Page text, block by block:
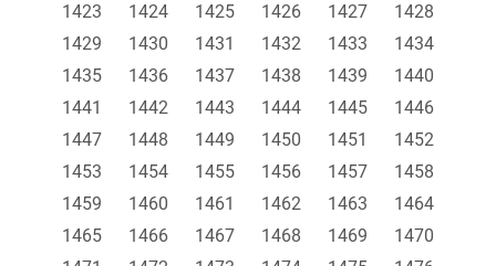
1423
1424 1425 1426 1427
1428
1429
1430 1431 1432 1433
1434
1435
1436 1437 1438 1439
1440
1441
1442 1443 1444 1445
1446
1447
1448 1449 1450 1451
1452
1453
1454 1455 1456 1457
1458
1459
1460 1461 1462 1463
1464
1465
1466 1467 1468 1469
1470